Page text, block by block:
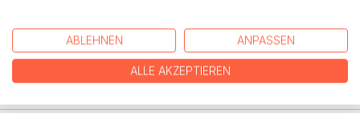
mit nachdenklichen Momenten gespickt, die das Leben
und die Welt aus einer anderen Sicht beleuchten.
AUTOR/IN
ABLEHNEN ANPASSEN
ALLE AKZEPTIEREN